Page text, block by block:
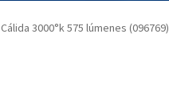
3000°k 575 lúmenes (096769)